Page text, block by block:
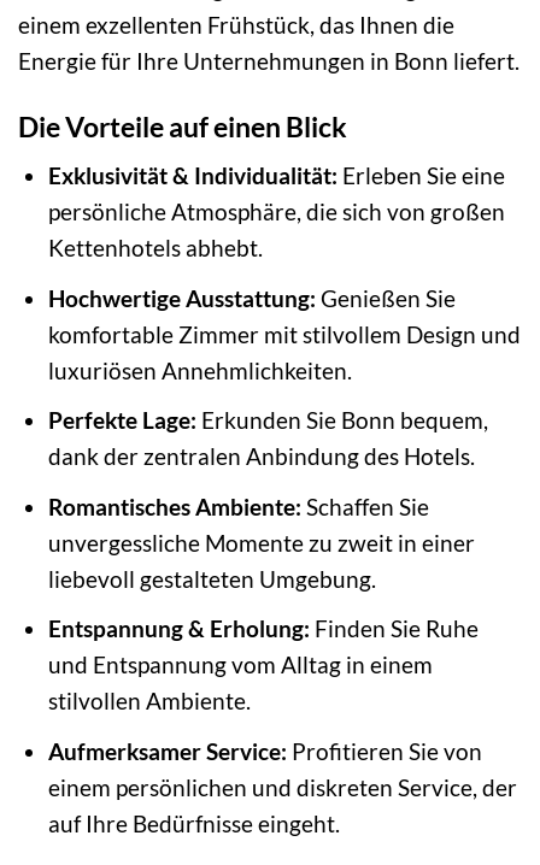
einem exzellenten Frühstück, das Ihnen die
Energie für Ihre Unternehmungen in Bonn liefert.
Die Vorteile auf einen Blick
Exklusivität & Individualität: Erleben Sie eine
persönliche Atmosphäre, die sich von großen
Kettenhotels abhebt.
Hochwertige Ausstattung: Genießen Sie
komfortable Zimmer mit stilvollem Design und
luxuriösen Annehmlichkeiten.
Perfekte Lage: Erkunden Sie Bonn bequem,
dank der zentralen Anbindung des Hotels.
Romantisches Ambiente: Schaffen Sie
unvergessliche Momente zu zweit in einer
liebevoll gestalteten Umgebung.
Entspannung & Erholung: Finden Sie Ruhe
und Entspannung vom Alltag in einem
stilvollen Ambiente.
Aufmerksamer Service: Profitieren Sie von
einem persönlichen und diskreten Service, der
auf Ihre Bedürfnisse eingeht.